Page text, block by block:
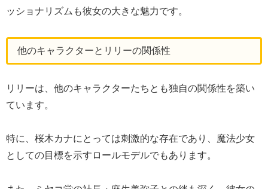
ッショナリズムも彼女の大きな魅力です。
他のキャラクターとリリーの関係性
リリーは、他のキャラクターたちとも独自の関係性を築い
ています。
特に、桜木カナにとっては刺激的な存在であり、魔法少女
としての目標を示すロールモデルでもあります。